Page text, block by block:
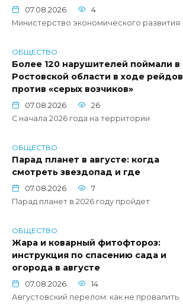
07.08.2026
4
Министерство экономического развития
ОБЩЕСТВО
Более 120 нарушителей поймали в
Ростовской области в ходе рейдов
против «серых возчиков»
07.08.2026
26
С начала 2026 года на территории
ОБЩЕСТВО
Парад планет в августе: когда
смотреть звездопад и где
07.08.2026
7
Парад планет в 2026 году пройдет
ОБЩЕСТВО
Жара и коварный фитофтороз:
инструкция по спасению сада и
огорода в августе
07.08.2026
14
Августовский перелом: как не провалить